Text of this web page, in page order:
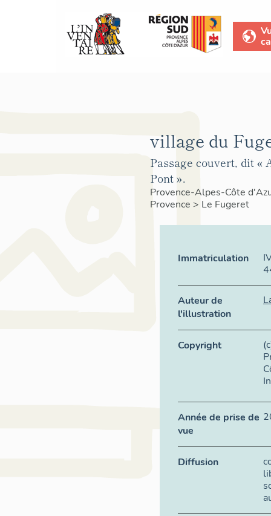
village du
Passage couvert, dit «
Pont ».
Provence-Alpes-Côte
Provence > Le Fugeret
Immatriculation
Auteur de
l'illustration
Copyright
Année de prise de
vue
Diffusion